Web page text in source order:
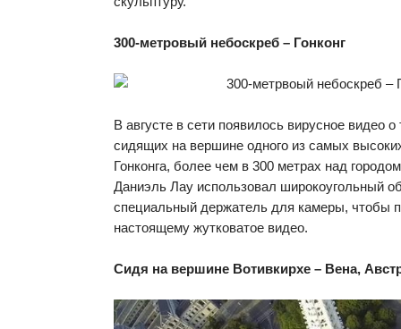
300-метровый небоскреб – Гонконг
В августе в сети появилось вирусное видео о
сидящих на вершине одного из самых
Гонконга, более чем в 300 метрах над
Даниэль Лау использовал широкоугольный
специальный держатель для камеры, чтобы
настоящему жутковатое видео.
Сидя на вершине Вотивкирхе – Вена,